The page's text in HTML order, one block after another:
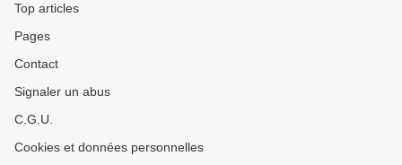
Top articles
Pages
Contact
Signaler un abus
C.G.U.
Cookies et données personnelles